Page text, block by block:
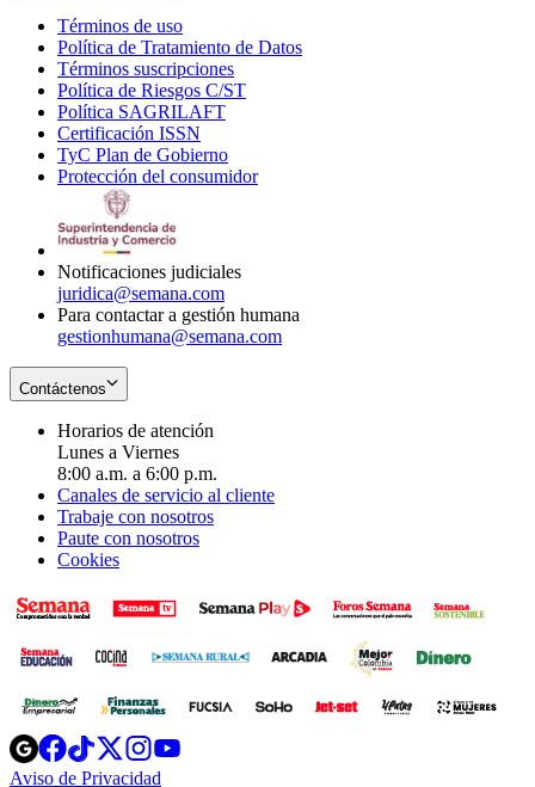
Términos de uso
in
new
window
Política de Tratamiento de Datos
Términos suscripciones
in
Política de Riesgos C/ST
Política SAGRILAFT
new
window
Certificación ISSN
in
new
TyC Plan de Gobierno
in
Protección del consumidorOpens
Notificaciones judiciales
juridica@semana.com
Para contactar a gestión humana
gestionhumana@semana.com
Contáctenos
Horarios de atención
Lunes a Viernes
8:00 a.m. a 6:00 p.m.
Canales de servicio al cliente
Trabaje con nosotros
Paute con nosotros
Cookies
Opens
in
Opens
in
Opens
in
Opens
Aviso de Privacidad